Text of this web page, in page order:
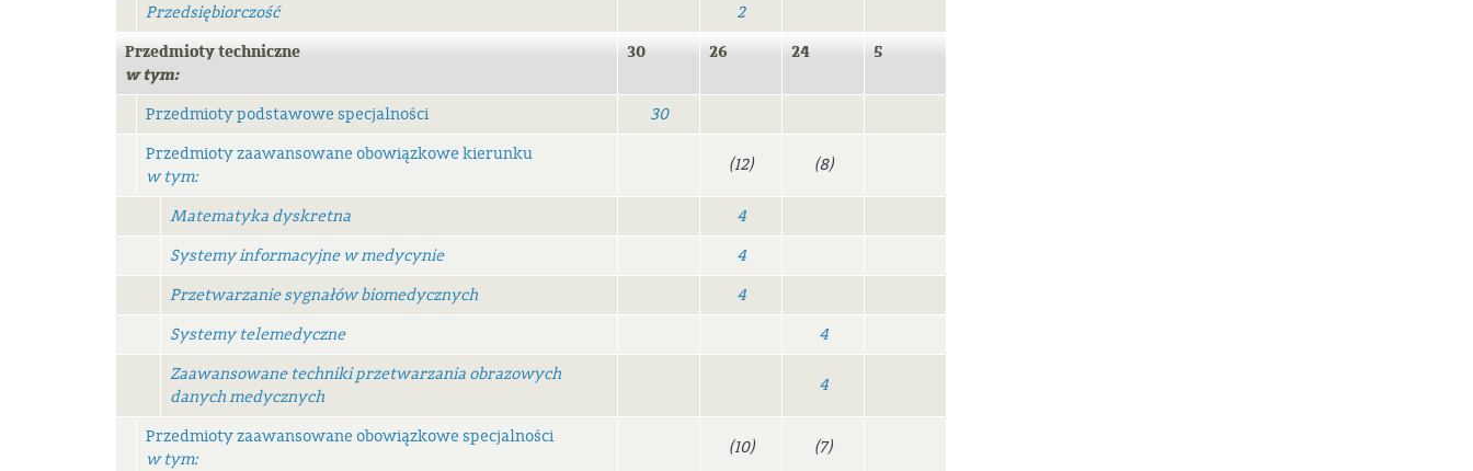
Przedsiębiorczość 2
Przedmioty techniczne
w tym:
30 26 24 5
Przedmioty podstawowe specjalności
30
Przedmioty zaawansowane obowiązkowe kierunku
w tym:
(12) (8)
Matematyka dyskretna
4
Systemy informacyjne w medycynie
4
Przetwarzanie sygnałów biomedycznych
4
Systemy telemedyczne
4
Zaawansowane techniki przetwarzania obrazowych
danych medycznych
4
Przedmioty zaawansowane obowiązkowe specjalności
w tym:
(10) (7)